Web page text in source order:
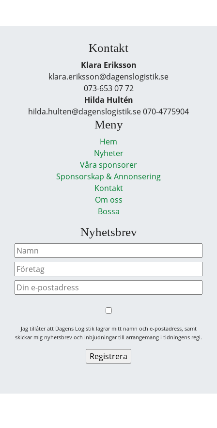
Kontakt
Klara Eriksson
klara.eriksson@dagenslogistik.se
073-653 07 72
Hilda Hultén
hilda.hulten@dagenslogistik.se 070-4775904
Meny
Hem
Nyheter
Våra sponsorer
Sponsorskap & Annonsering
Kontakt
Om oss
Bossa
Nyhetsbrev
Jag tillåter att Dagens Logistik lagrar mitt namn och e-postadress, samt
skickar mig nyhetsbrev och inbjudningar till arrangemang i tidningens regi.